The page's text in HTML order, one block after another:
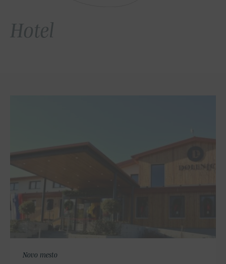
Hotel
Novo mesto